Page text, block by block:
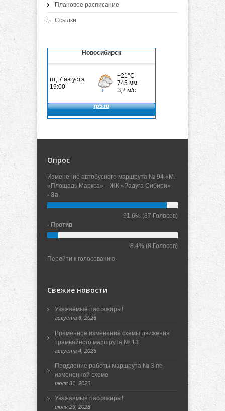
Плановое расписание
Ссылки
Новосибирск
Опрос
Изменение автобусного маршрута № 94 «М.
«Площадь Маркса» – ЖК «Радуга Сибири»
- За
91.6% (87 Голосов)
- Против
8.4% (8 Голосов)
Перейти к голосованию
Свежие новости
Уважаемые пассажиры!
августа 6, 2026
Временное изменение схемы движения
трамвайного маршрута № 13
августа 4, 2026
Продление работы маршрута № 3 по
измененной схеме
июля 31, 2026
Уважаемые пассажиры!
июля 29, 2026